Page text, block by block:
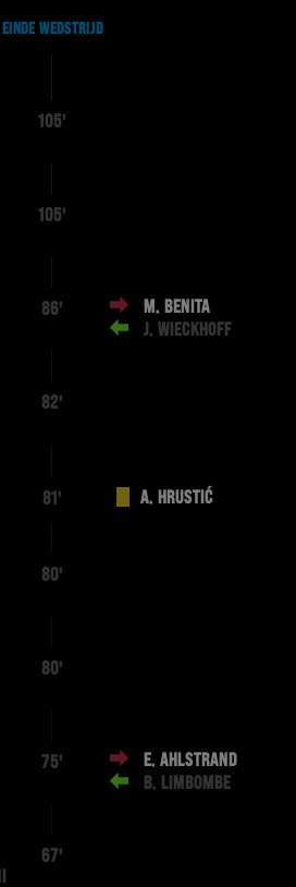
EINDE WEDSTRIJD
105'
105'
86'
M. BENITA
J. WIECKHOFF
82'
81' A. HRUSTIĆ
80'
80'
75'
E. AHLSTRAND
B. LIMBOMBE
67'